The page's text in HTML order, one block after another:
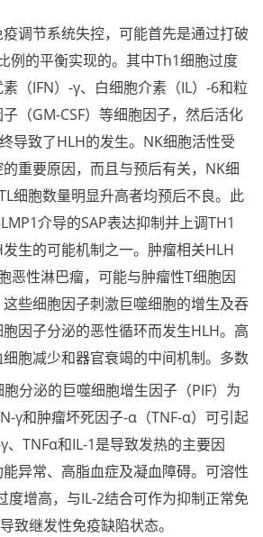
调节系统失控，可能首先是通过打破
例的平衡实现的。其中Th1细胞过度
（IFN）-γ、白细胞介素（IL）-6和粒
（GM-CSF）等细胞因子，然后活化
导致了HLH的发生。NK细胞活性受
重要原因，而且与预后有关，NK细
细胞数量明显升高者均预后不良。此
介导的SAP表达抑制并上调TH1
生的可能机制之一。肿瘤相关HLH
恶性淋巴瘤，可能与肿瘤性T细胞因
些细胞因子刺激巨噬细胞的增生及吞
因子分泌的恶性循环而发生HLH。高
胞减少和器官衰竭的中间机制。多数
胞分泌的巨噬细胞增生因子（PIF）为
γ和肿瘤坏死因子-α（TNF-α）可引起
、TNFα和IL-1是导致发热的主要因
异常、高脂血症及凝血障碍。可溶性
度增高，与IL-2结合可作为抑制正常免
致继发性免疫缺陷状态。